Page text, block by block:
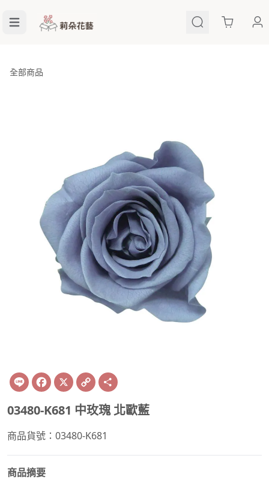
Cart
全部商品
Line Facebook
X Copy
Link
03480-K681 中玫瑰 北歐藍
商品貨號：03480-K681
商品摘要